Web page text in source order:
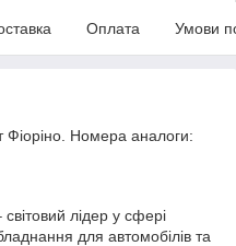
Оплата Умови
Фіоріно. Номера аналоги:
світовий лідер у сфері
для автомобілів та